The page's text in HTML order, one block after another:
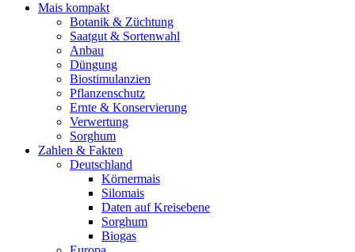
Mais kompakt
Botanik & Züchtung
Saatgut & Sortenwahl
Anbau
Düngung
Biostimulanzien
Pflanzenschutz
Ernte & Konservierung
Verwertung
Sorghum
Zahlen & Fakten
Deutschland
Körnermais
Silomais
Daten auf Kreisebene
Sorghum
Biogas